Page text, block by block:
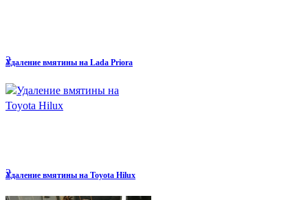
2
Удаление вмятины на Lada Priora
2
Удаление вмятины на Toyota Hilux